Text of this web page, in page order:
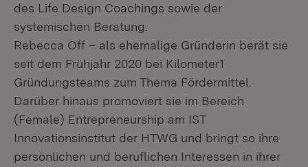
des Life Design Coachings sowie der
systemischen Beratung.
Rebecca Off – als ehemalige Gründerin berät sie
seit dem Frühjahr 2020 bei Kilometer1
Gründungsteams zum Thema Fördermittel.
Darüber hinaus promoviert sie im Bereich
(Female) Entrepreneurship am IST
Innovationsinstitut der HTWG und bringt so ihre
persönlichen und beruflichen Interessen in ihrer